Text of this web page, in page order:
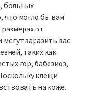
больных
что могло бы вам
от
заразить вас
таких как
гор, бабезиоз,
клещи
на коже.